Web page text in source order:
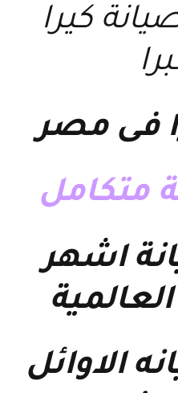
كيرا
فى مصر
متكامل
اشهر
الاوائل